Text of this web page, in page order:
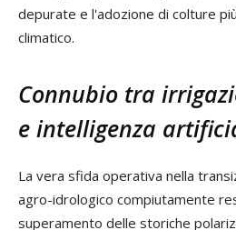
depurate e l'adozione di colture
climatico.
Connubio tra
e intelligenza
La vera sfida operativa nella
agro-idrologico compiutamente
superamento delle storiche